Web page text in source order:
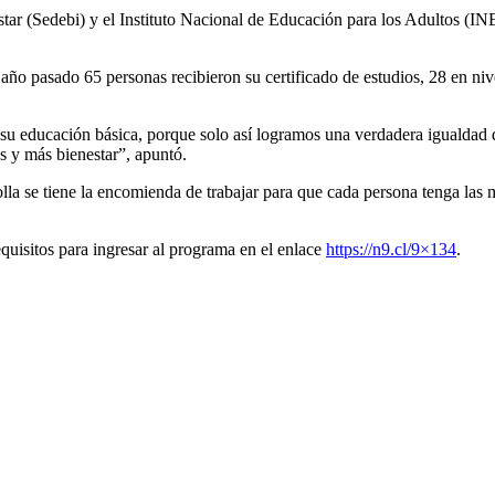
(Sedebi) y el Instituto Nacional de Educación para los Adultos
pasado 65 personas recibieron su certificado de estudios, 28 en
educación básica, porque solo así logramos una verdadera
y más bienestar”, apuntó.
se tiene la encomienda de trabajar para que cada persona tenga
para ingresar al programa en el enlace https://n9.cl/9×134.